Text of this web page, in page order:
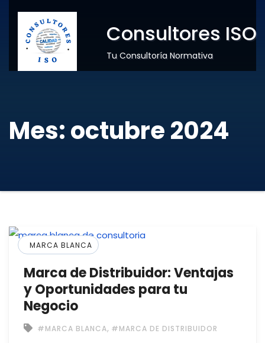
Consultores ISO
Tu Consultoría Normativa
Mes:octubre 2024
MARCA BLANCA
Marca de Distribuidor: Ventajas
y Oportunidades para tu
Negocio
#MARCA BLANCA, #MARCA DE DISTRIBUIDOR